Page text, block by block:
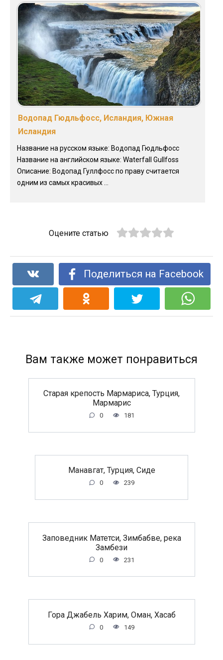
Водопад Гюдльфосс, Исландия, Южная
Исландия
Название на русском языке: Водопад Гюдльфосс
Название на английском языке: Waterfall Gullfoss
Описание: Водопад Гуллфосс по праву считается
одним из самых красивых ...
Оцените статью
Поделиться на Facebook
Вам также может понравиться
Старая крепость Мармариса, Турция,
Мармарис
0 181
Манавгат, Турция, Сиде
0 239
Заповедник Матетси, Зимбабве, река
Замбези
0 231
Гора Джабель Харим, Оман, Хасаб
0 149